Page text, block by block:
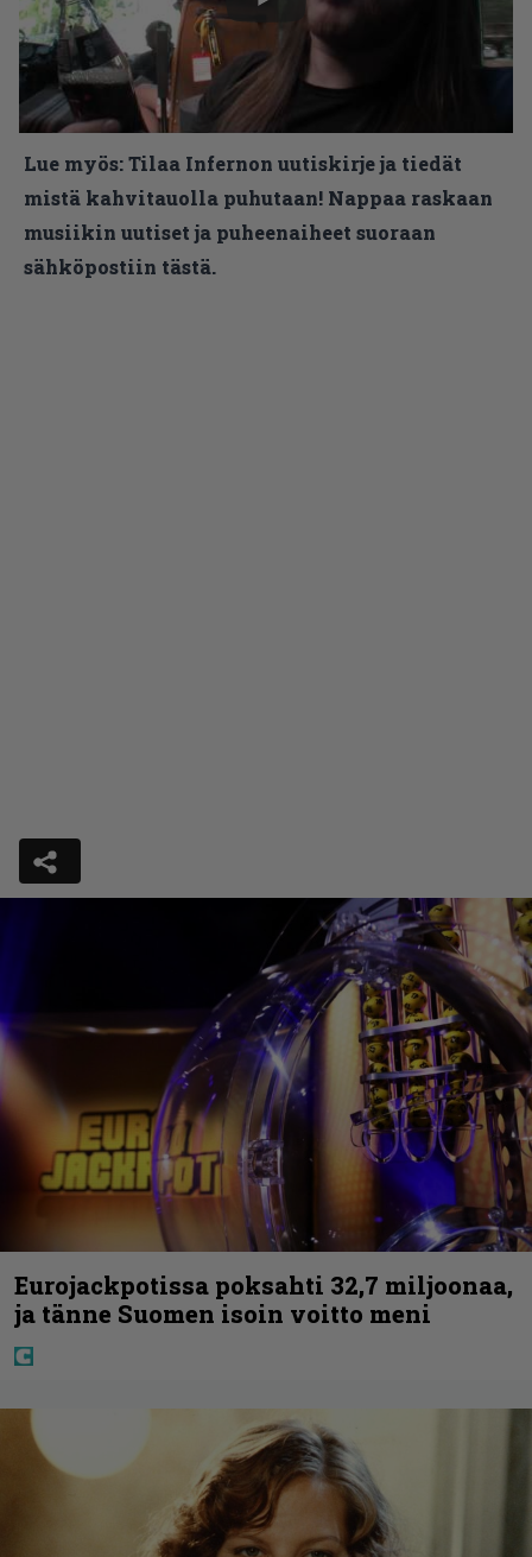
Lue myös:Tilaa Infernon uutiskirje ja tiedät
mistä kahvitauolla puhutaan! Nappaa raskaan
musiikin uutiset ja puheenaiheet suoraan
sähköpostiin tästä.
Eurojackpotissa poksahti 32,7 miljoonaa,
ja tänne Suomen isoin voitto meni